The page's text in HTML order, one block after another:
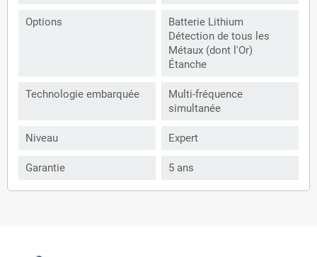
Options
Batterie Lithium
Détection de tous les
Métaux (dont l'Or)
Étanche
Technologie embarquée
Multi-fréquence
simultanée
Niveau Expert
Garantie 5 ans